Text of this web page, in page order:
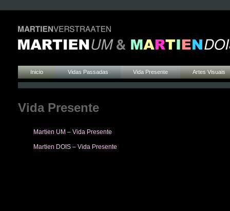
Inicio Vidas Passadas Vida Presente Artes Visuais
Vida Presente
Martien UM – Vida Presente
Martien DOIS – Vida Presente